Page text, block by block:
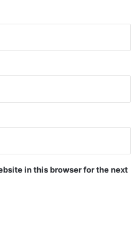
in this browser for the next